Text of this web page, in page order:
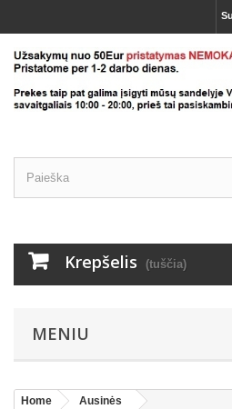
Krepšelis (tuščia)
MENIU
Home
Ausinės